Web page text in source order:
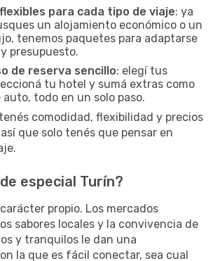
para cada tipo de viaje: ya
un alojamiento económico o un
tenemos paquetes para adaptarse
presupuesto.
de reserva sencillo: elegí tus
tu hotel y sumá extras como
todo en un solo paso.
comodidad, flexibilidad y precios
que solo tenés que pensar en
especial Turín?
propio. Los mercados
sabores locales y la convivencia de
y tranquilos le dan una
la que es fácil conectar, sea cual